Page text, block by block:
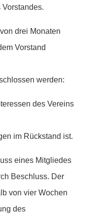
drei Monaten
Vorstand
werden:
des Vereins
im Rückstand ist.
eines Mitgliedes
Beschluss. Der
von vier Wochen
des